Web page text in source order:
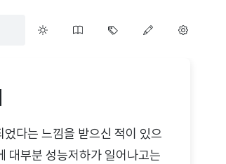
다는 느낌을 받으신 적이 있으
대부분 성능저하가 일어나고는